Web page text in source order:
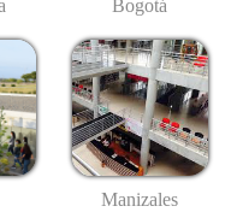
Bogotá
Manizales